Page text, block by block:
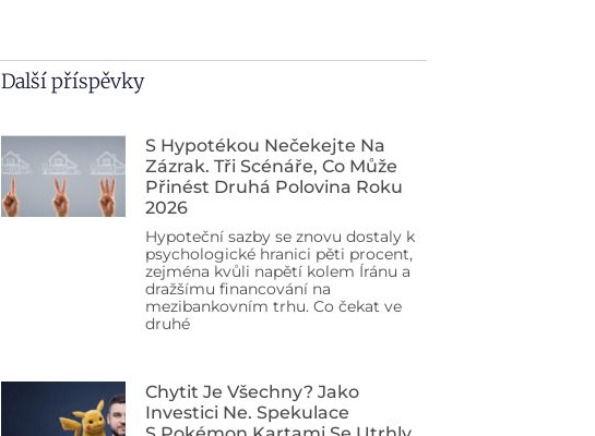
Další příspěvky
S Hypotékou Nečekejte Na
Zázrak. Tři Scénáře, Co Může
Přinést Druhá Polovina Roku
2026
Hypoteční sazby se znovu dostaly k
psychologické hranici pěti procent,
zejména kvůli napětí kolem Íránu a
dražšímu financování na
mezibankovním trhu. Co čekat ve
druhé
Chytit Je Všechny? Jako
Investici Ne. Spekulace